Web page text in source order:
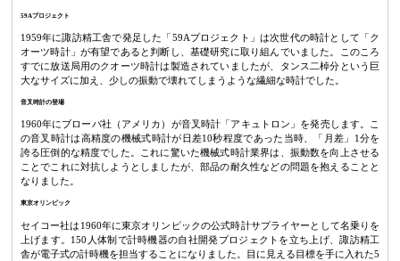
59Aプロジェクト
1959年に諏訪精工舎で発足した「59Aプロジェクト」は次世代の時計として「ク
オーツ時計」が有望であると判断し、基礎研究に取り組んでいました。このころ
すでに放送局用のクオーツ時計は製造されていましたが、タンス二棹分という巨
大なサイズに加え、少しの振動で壊れてしまうような繊細な時計でした。
音叉時計の登場
1960年にブローバ社（アメリカ）が音叉時計「アキュトロン」を発売します。こ
の音叉時計は高精度の機械式時計が日差10秒程度であった当時、「月差」1分を
誇る圧倒的な精度でした。これに驚いた機械式時計業界は、振動数を向上させる
ことでこれに対抗しようとしましたが、部品の耐久性などの問題を抱えることと
なりました。
東京オリンピック
セイコー社は1960年に東京オリンピックの公式時計サプライヤーとして名乗りを
上げます。150人体制で計時機器の自社開発プロジェクトを立ち上げ、諏訪精工
舎が電子式の計時機を担当することになりました。目に見える目標を手に入れた5